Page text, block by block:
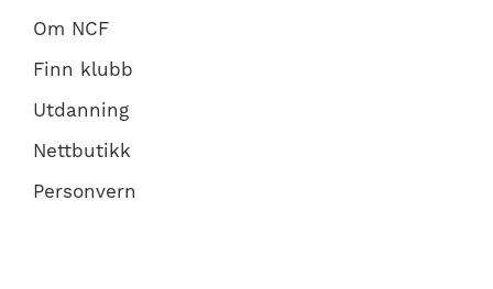
Om NCF
Finn klubb
Utdanning
Nettbutikk
Personvern